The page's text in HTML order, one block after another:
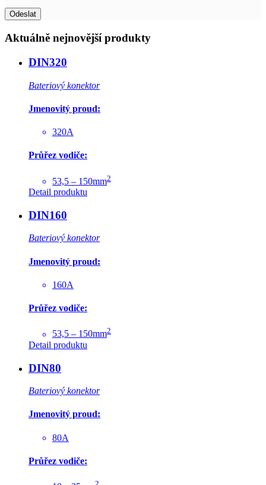
Aktuálně nejnovější produkty
DIN320
Bateriový konektor
Jmenovitý proud:
320A
Průřez vodiče:
53,5 – 150mm2
Detail produktu
DIN160
Bateriový konektor
Jmenovitý proud:
160A
Průřez vodiče:
53,5 – 150mm2
Detail produktu
DIN80
Bateriový konektor
Jmenovitý proud:
80A
Průřez vodiče: